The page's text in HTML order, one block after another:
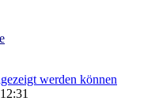
werden können